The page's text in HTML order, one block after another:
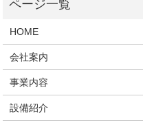
HOME
会社案内
事業内容
設備紹介